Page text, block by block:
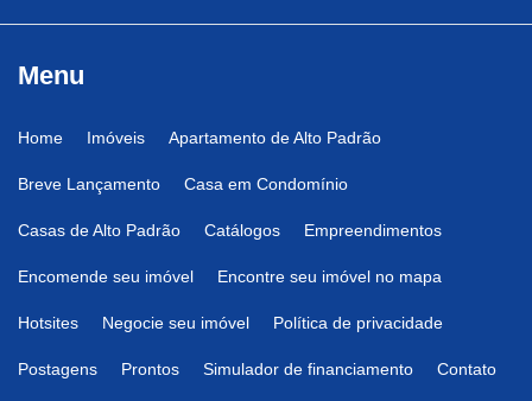
Menu
Home Imóveis Apartamento de Alto Padrão
Breve Lançamento Casa em Condomínio
Casas de Alto Padrão Catálogos Empreendimentos
Encomende seu imóvel Encontre seu imóvel no mapa
Hotsites Negocie seu imóvel Política de privacidade
Postagens Prontos Simulador de financiamento Contato